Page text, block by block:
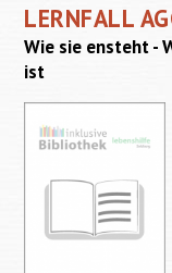
LERNFALL
Wie sie ensteht -
ist